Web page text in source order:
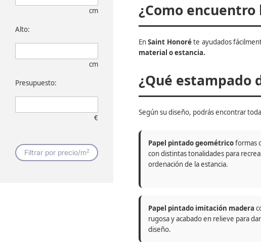
¿Como
EnSaint Honoréte ayudados
material o estancia.
¿Qué estampado
Según su diseño, podrás encontrar
Papel pintado geométricoformas
con distintas tonalidades para
ordenación de la estancia.
Papel pintado imitación madera
rugosa y acabado en relieve para
diseño.
cm
Alto:
cm
Presupuesto:
€
Filtrar por precio/m2